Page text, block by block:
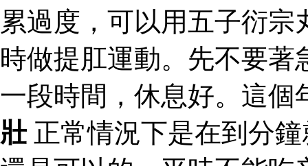
累過度，可以用五子衍
時做提肛運動。先不要
一段時間，休息好。這
壯正常情況下是在到分